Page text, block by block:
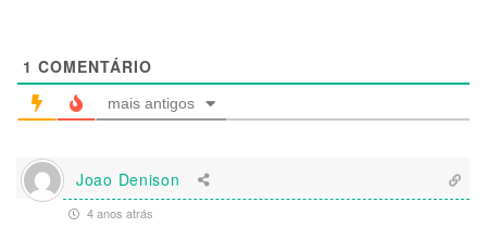
1 COMENTÁRIO
mais antigos
Joao Denison
4 anos atrás